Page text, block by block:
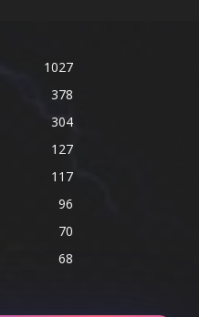
1027
378
304
127
117
96
70
68